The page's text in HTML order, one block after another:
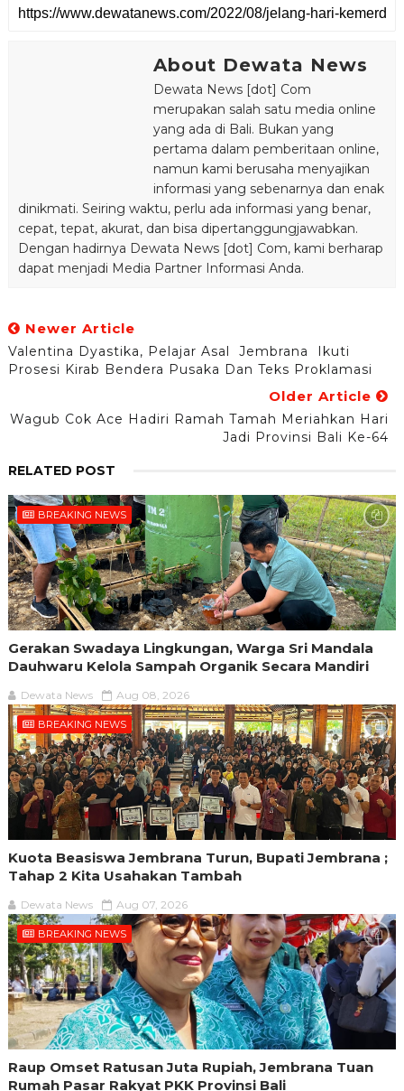
About Dewata News
Dewata News [dot] Com
merupakan salah satu media online
yang ada di Bali. Bukan yang
pertama dalam pemberitaan online,
namun kami berusaha menyajikan
informasi yang sebenarnya dan enak
dinikmati. Seiring waktu, perlu ada informasi yang benar,
cepat, tepat, akurat, dan bisa dipertanggungjawabkan.
Dengan hadirnya Dewata News [dot] Com, kami berharap
dapat menjadi Media Partner Informasi Anda.
Newer Article
Valentina Dyastika, Pelajar Asal Jembrana Ikuti
Prosesi Kirab Bendera Pusaka Dan Teks Proklamasi
Older Article
Wagub Cok Ace Hadiri Ramah Tamah Meriahkan Hari
Jadi Provinsi Bali Ke-64
RELATED POST
BREAKING NEWS
Gerakan Swadaya Lingkungan, Warga Sri Mandala
Dauhwaru Kelola Sampah Organik Secara Mandiri
Dewata News Aug 08, 2026
BREAKING NEWS
Kuota Beasiswa Jembrana Turun, Bupati Jembrana ;
Tahap 2 Kita Usahakan Tambah
Dewata News Aug 07, 2026
BREAKING NEWS
Raup Omset Ratusan Juta Rupiah, Jembrana Tuan
Rumah Pasar Rakyat PKK Provinsi Bali